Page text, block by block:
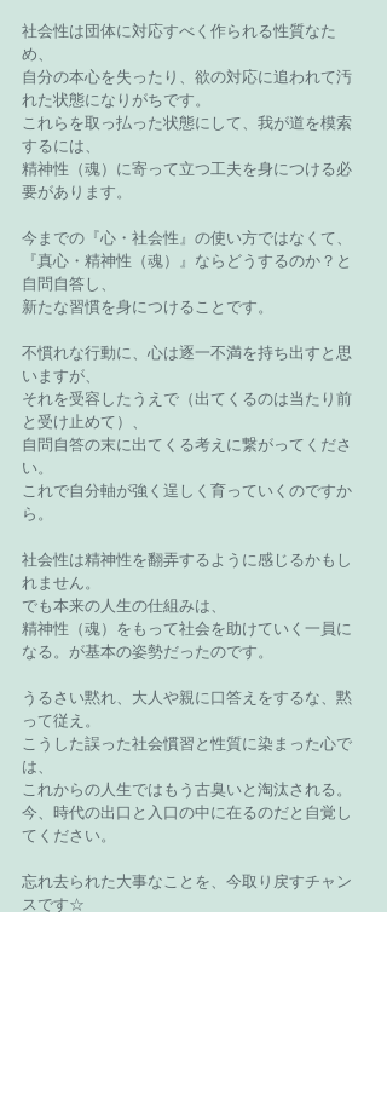
社会性は団体に対応すべく作られる性質なた
め、
自分の本心を失ったり、欲の対応に追われて汚
れた状態になりがちです。
これらを取っ払った状態にして、我が道を模索
するには、
精神性（魂）に寄って立つ工夫を身につける必
要があります。
今までの『心・社会性』の使い方ではなくて、
『真心・精神性（魂）』ならどうするのか？と
自問自答し、
新たな習慣を身につけることです。
不慣れな行動に、心は逐一不満を持ち出すと思
いますが、
それを受容したうえで（出てくるのは当たり前
と受け止めて）、
自問自答の末に出てくる考えに繋がってくださ
い。
これで自分軸が強く逞しく育っていくのですか
ら。
社会性は精神性を翻弄するように感じるかもし
れません。
でも本来の人生の仕組みは、
精神性（魂）をもって社会を助けていく一員に
なる。が基本の姿勢だったのです。
うるさい黙れ、大人や親に口答えをするな、黙
って従え。
こうした誤った社会慣習と性質に染まった心で
は、
これからの人生ではもう古臭いと淘汰される。
今、時代の出口と入口の中に在るのだと自覚し
てください。
忘れ去られた大事なことを、今取り戻すチャン
スです☆